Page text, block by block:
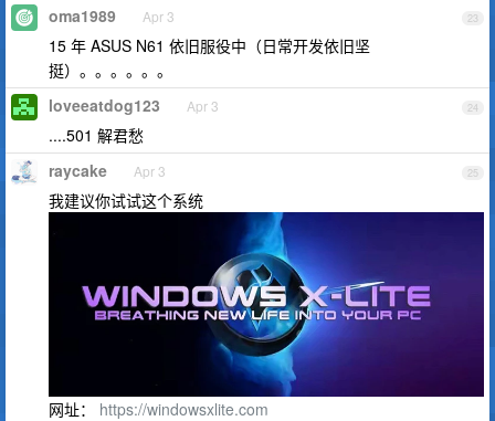
23
oma1989 Apr 3
15 年 ASUS N61 依旧服役中（日常开发依旧坚
挺）。。。。。。
24
loveeatdog123 Apr 3
....501 解君愁
25
raycake Apr 3
我建议你试试这个系统
网址： https://windowsxlite.com